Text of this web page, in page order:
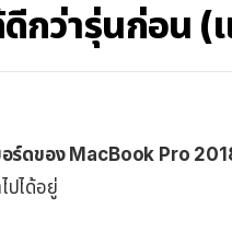
กว่ารุ่นก่อน
ร์ดของ MacBook Pro
ปได้อยู่